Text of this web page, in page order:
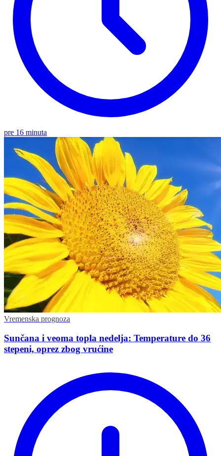
pre 16 minuta
Vremenska prognoza
Sunčana i veoma topla nedelja: Temperature do 36
stepeni, oprez zbog vrućine